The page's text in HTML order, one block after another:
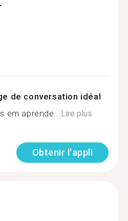
de conversation idéal
em aprende... Lire plus
Obtenir l'appli